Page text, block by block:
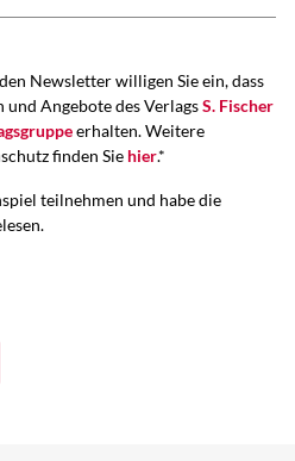
Newsletter willigen Sie ein, dass
Angebote des VerlagsS. Fischer
erhalten. Weitere
finden Sie hier.*
teilnehmen und habe die